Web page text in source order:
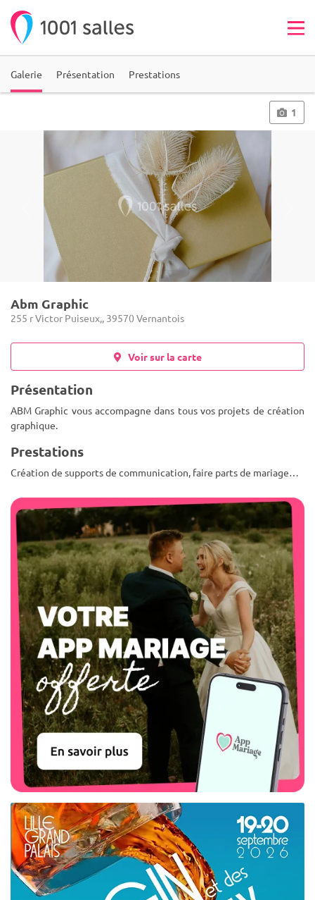
Galerie Présentation Prestations
1
Abm Graphic
255 r Victor Puiseux,, 39570 Vernantois
Voir sur la carte
Présentation
ABM Graphic vous accompagne dans tous vos projets de création
graphique.
Prestations
Création de supports de communication, faire parts de mariage…